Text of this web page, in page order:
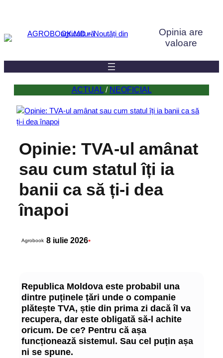
conținut
Opinia are
valoare
ACTUAL / NEOFICIAL
Opinie: TVA-ul amânat
sau cum statul îți ia
banii ca să ți-i dea
înapoi
Agrobook 8 iulie 2026•
Republica Moldova este probabil una
dintre puținele țări unde o companie
plătește TVA, știe din prima zi dacă îl va
recupera, dar este obligată să-l achite
oricum. De ce? Pentru că așa
funcționează sistemul. Sau cel puțin așa
ni se spune.